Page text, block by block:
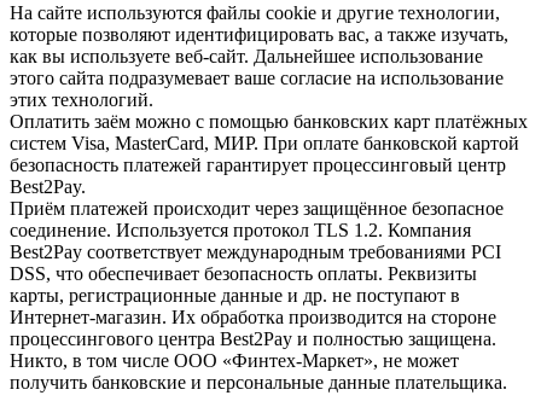
На сайте используются файлы cookie и другие технологии,
которые позволяют идентифицировать вас, а также изучать,
как вы используете веб-сайт. Дальнейшее использование
этого сайта подразумевает ваше согласие на использование
этих технологий.
Оплатить заём можно с помощью банковских карт платёжных
систем Visa, MasterCard, МИР. При оплате банковской картой
безопасность платежей гарантирует процессинговый центр
Best2Pay.
Приём платежей происходит через защищённое безопасное
соединение. Используется протокол TLS 1.2. Компания
Best2Pay соответствует международным требованиями PCI
DSS, что обеспечивает безопасность оплаты. Реквизиты
карты, регистрационные данные и др. не поступают в
Интернет-магазин. Их обработка производится на стороне
процессингового центра Best2Pay и полностью защищена.
Никто, в том числе ООО «Финтех-Маркет», не может
получить банковские и персональные данные плательщика.